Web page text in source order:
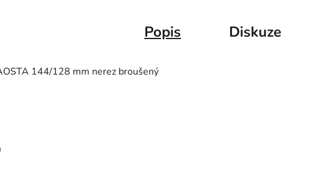
Popis Diskuze
144/128 mm nerez broušený